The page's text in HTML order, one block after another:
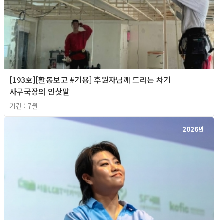
[193호][활동보고 #기용] 후원자님께 드리는 차기
사무국장의 인삿말
기간 : 7월
2026년